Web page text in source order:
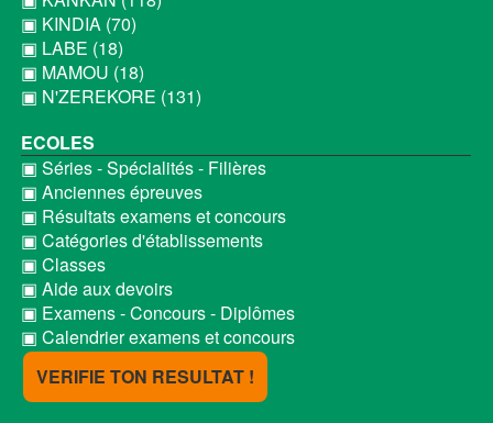
▣ KINDIA (70)
▣ LABE (18)
▣ MAMOU (18)
▣ N'ZEREKORE (131)
ECOLES
▣ Séries - Spécialités - Filières
▣ Anciennes épreuves
▣ Résultats examens et concours
▣ Catégories d'établissements
▣ Classes
▣ Aide aux devoirs
▣ Examens - Concours - Diplômes
▣ Calendrier examens et concours
VERIFIE TON RESULTAT !